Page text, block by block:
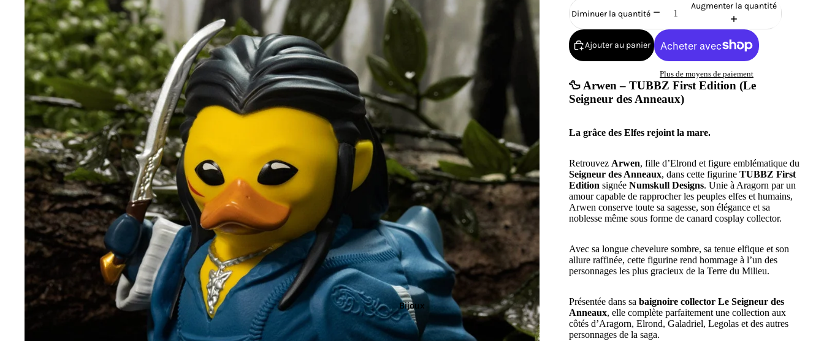
Couleurs
Arc-en-ciel
Argenté
Bleu
Gris
Jaune
Marron
Noir
Orange
Rose
Turquoise
Vert
Violet
Bijoux
Diminuer la quantité
Augmenter la quantité
Ajouter au panier
Plus de moyens de paiement
🦆 Arwen – TUBBZ First Edition (Le
Seigneur des Anneaux)
La grâce des Elfes rejoint la mare.
Retrouvez Arwen, fille d’Elrond et figure emblématique du
Seigneur des Anneaux, dans cette figurine TUBBZ First
Edition signée Numskull Designs. Unie à Aragorn par un
amour capable de rapprocher les peuples elfes et humains,
Arwen conserve toute sa sagesse, son élégance et sa
noblesse même sous forme de canard cosplay collector.
Avec sa longue chevelure sombre, sa tenue elfique et son
allure raffinée, cette figurine rend hommage à l’un des
personnages les plus gracieux de la Terre du Milieu.
Présentée dans sa baignoire collector Le Seigneur des
Anneaux, elle complète parfaitement une collection aux
côtés d’Aragorn, Elrond, Galadriel, Legolas et des autres
personnages de la saga.